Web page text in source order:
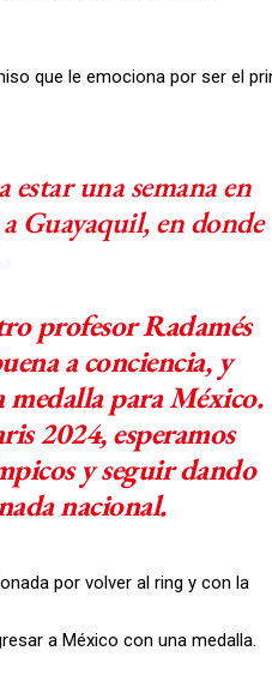
que le emociona por ser el
una semana en
Guayaquil, en donde
profesor Radamés
a conciencia, y
medalla para México.
2024, esperamos
y seguir dando
nacional.
por volver al ring y con la
a México con una medalla.